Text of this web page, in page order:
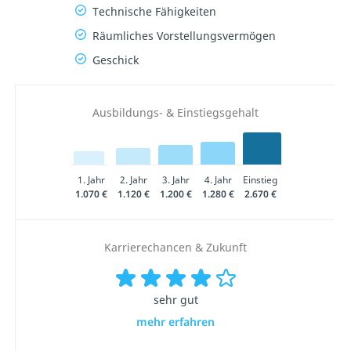
Technische Fähigkeiten
Räumliches Vorstellungsvermögen
Geschick
Ausbildungs- & Einstiegsgehalt
1. Jahr 2. Jahr 3. Jahr 4. Jahr
Einstieg
1.070 €
1.120 € 1.200 € 1.280 € 2.670 €
Karrierechancen & Zukunft
sehr gut
mehr erfahren